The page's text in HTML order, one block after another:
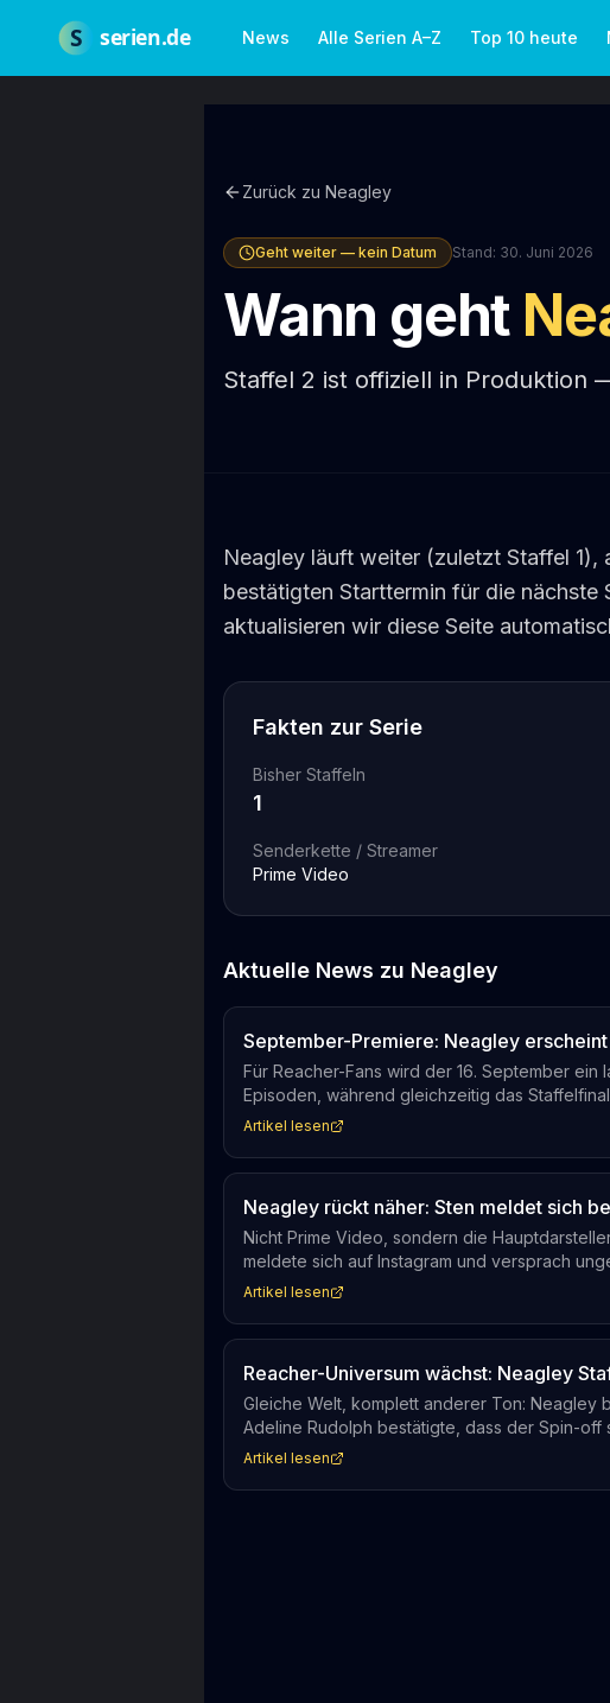
S serien.de News Alle Serien A–Z Top 10 heute
Zurück zu Neagley
Geht weiter — kein Datum Stand: 30. Juni 2026
Wann geht
Staffel 2 ist offiziell in Produktion
Neagley läuft weiter (zuletzt Staffel 1),
bestätigten Starttermin für die nächste
aktualisieren wir diese Seite
Fakten zur Serie
Bisher Staffeln
1
Senderkette / Streamer
Prime Video
Aktuelle News zu Neagley
September-Premiere: Neagley
Für Reacher-Fans wird der 16. September
Episoden, während gleichzeitig das
Reacher-Universum erstmals als alleinige
Artikel lesen
Neagley rückt näher: Sten meldet sich
Nicht Prime Video, sondern die
meldete sich auf Instagram und versprach
Dabei hat der Streamingdienst bis heute kein
Artikel lesen
Reacher-Universum wächst: Neagley
Gleiche Welt, komplett anderer Ton: Neagley
Adeline Rudolph bestätigte, dass der Spin-
das Publikum diesen Bruch akzeptiert, wird
Artikel lesen